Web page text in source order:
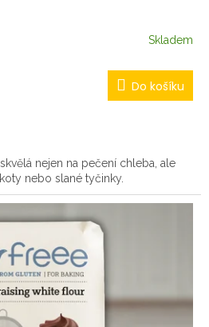
Skladem
Do košíku
nejen na pečení chleba, ale
nebo slané tyčinky.